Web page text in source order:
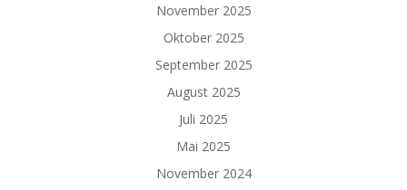
November 2025
Oktober 2025
September 2025
August 2025
Juli 2025
Mai 2025
November 2024